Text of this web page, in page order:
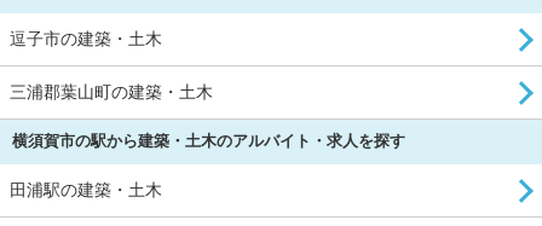
逗子市の建築・土木
三浦郡葉山町の建築・土木
横須賀市の駅から建築・土木のアルバイト・求人を探す
田浦駅の建築・土木